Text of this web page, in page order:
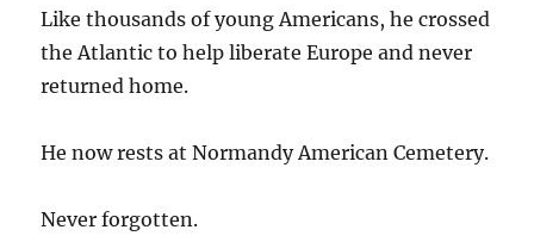
Like thousands of young Americans, he crossed
the Atlantic to help liberate Europe and never
returned home.
He now rests at Normandy American Cemetery.
Never forgotten.